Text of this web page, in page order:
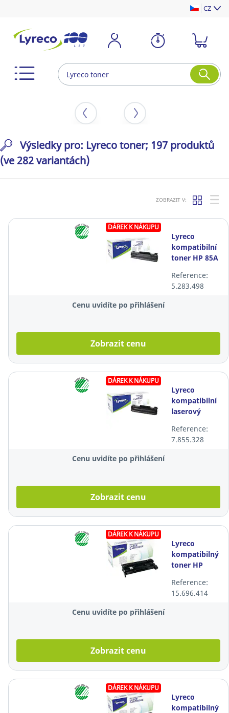
CZ
Výsledky pro: Lyreco toner; 197 produktů
(ve 282 variantách)
ZOBRAZIT V:
DÁREK K NÁKUPU
Lyreco
kompatibilní
toner HP 85A
černý
Reference:
5.283.498
Cenu uvidíte po přihlášení
Zobrazit cenu
DÁREK K NÁKUPU
Lyreco
kompatibilní
laserový
(CF283A),
černý
Reference:
7.855.328
Cenu uvidíte po přihlášení
Zobrazit cenu
DÁREK K NÁKUPU
Lyreco
kompatibilný
toner HP
černý
Reference:
15.696.414
Cenu uvidíte po přihlášení
Zobrazit cenu
DÁREK K NÁKUPU
Lyreco
kompatibilný